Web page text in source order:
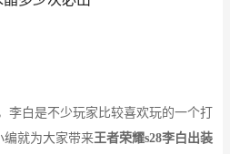
李白是不少玩家比较喜欢玩的一个打
编就为大家带来王者荣耀s28李白出装